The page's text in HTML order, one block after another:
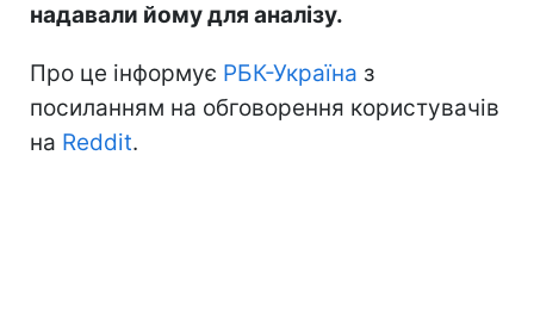
надавали йому для аналізу.
Про це інформує РБК-Україна з
посиланням на обговорення користувачів
на Reddit.